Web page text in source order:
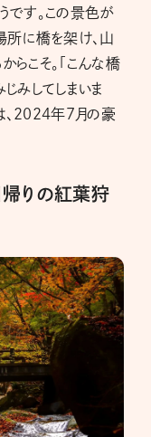
です。この景色が
所に橋を架け、山
こそ。「こんな橋
みしてしまいま
、2024年7月の豪
りの紅葉狩